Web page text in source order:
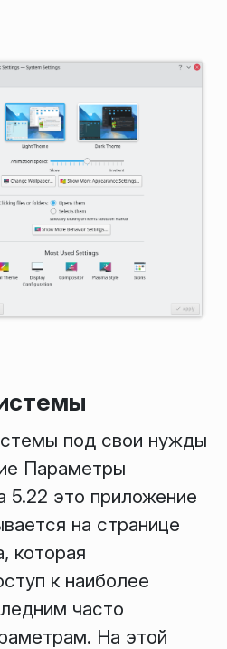
под свои нужды
Параметры
5.22 это приложение
на странице
, которая
к наиболее
часто
На этой